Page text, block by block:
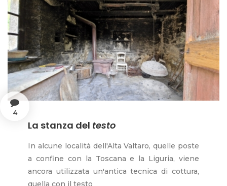
4
La stanza del testo
In alcune località dell'Alta Valtaro, quelle poste
a confine con la Toscana e la Liguria, viene
ancora utilizzata un'antica tecnica di cottura,
quella con il testo